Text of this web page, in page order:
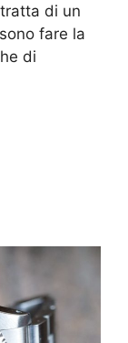
di un
fare la
di